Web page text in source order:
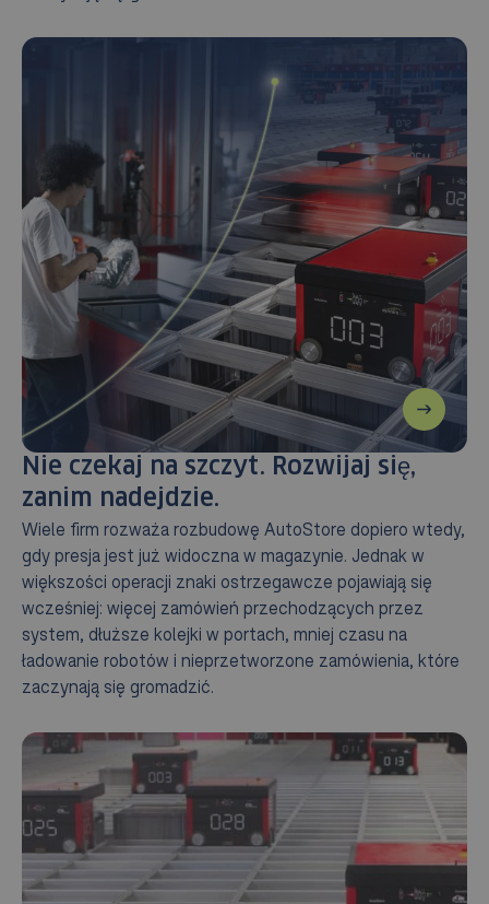
Nie czekaj na szczyt. Rozwijaj się,
zanim nadejdzie.
Wiele firm rozważa rozbudowę AutoStore dopiero wtedy,
gdy presja jest już widoczna w magazynie. Jednak w
większości operacji znaki ostrzegawcze pojawiają się
wcześniej: więcej zamówień przechodzących przez
system, dłuższe kolejki w portach, mniej czasu na
ładowanie robotów i nieprzetworzone zamówienia, które
zaczynają się gromadzić.